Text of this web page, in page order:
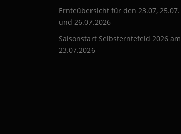
Ernteübersicht für den 23.07, 25.07.
und 26.07.2026
Saisonstart Selbsterntefeld 2026 am
23.07.2026